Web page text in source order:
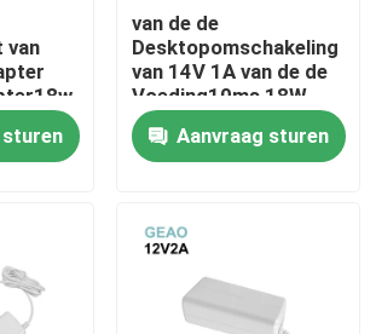
met ons op
Citaat
op
de Desktopmacht
van
sturen
van de de
Desktopomschakeling
van 14V 1A van de de
Voeding10ms 18W
Macht de
Convertoradapter
Aanvraag sturen